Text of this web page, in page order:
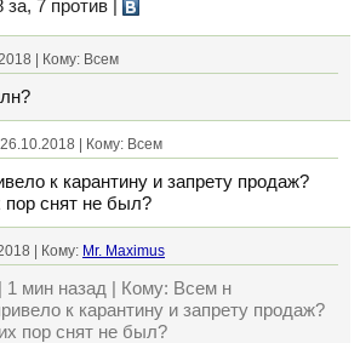
за, 7 против
| Кому: Всем
26.10.2018 | Кому: Всем
к карантину и запрету продаж?
пор снят не был?
| Кому: Mr. Maximus
мин назад | Кому: Всем н
к карантину и запрету продаж?
пор снят не был?